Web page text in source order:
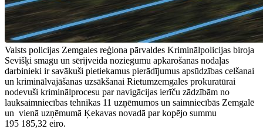
Valsts policijas Zemgales reģiona pārvaldes Kriminālpolicijas biroja
Sevišķi smagu un sērijveida noziegumu apkarošanas nodaļas
darbinieki ir savākuši pietiekamus pierādījumus apsūdzības celšanai
un kriminālvajāšanas uzsākšanai Rietumzemgales prokuratūrai
nodevuši kriminālprocesu par navigācijas ierīču zādzībām no
lauksaimniecības tehnikas 11 uzņēmumos un saimniecībās Zemgalē
un vienā uzņēmumā Ķekavas novadā par kopējo summu
195 185,32 eiro.